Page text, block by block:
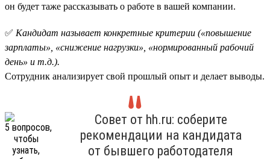
он будет таже рассказывать о работе в вашей компании.
✅ Кандидат называет конкретные критерии («повышение
зарплаты», «снижение нагрузки», «нормированный рабочий
день» и т.д.).
Сотрудник анализирует свой прошлый опыт и делает выводы.
Совет от hh.ru: соберите
рекомендации на кандидата
от бывшего работодателя